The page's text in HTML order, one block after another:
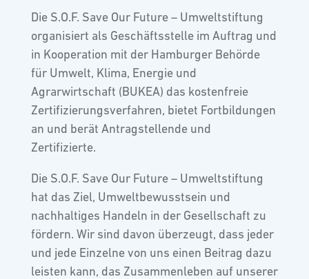
Die S.O.F. Save Our Future – Umweltstiftung
organisiert als Geschäftsstelle im Auftrag und
in Kooperation mit der Hamburger Behörde
für Umwelt, Klima, Energie und
Agrarwirtschaft (BUKEA) das kostenfreie
Zertifizierungsverfahren, bietet Fortbildungen
an und berät Antragstellende und
Zertifizierte.
Die S.O.F. Save Our Future – Umweltstiftung
hat das Ziel, Umweltbewusstsein und
nachhaltiges Handeln in der Gesellschaft zu
fördern. Wir sind davon überzeugt, dass jeder
und jede Einzelne von uns einen Beitrag dazu
leisten kann, das Zusammenleben auf unserer